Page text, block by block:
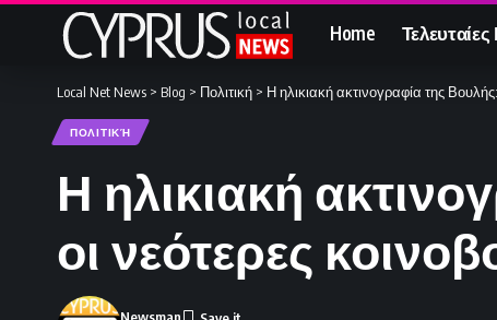
Home Τελευταίες
Local Net News > Blog > Πολιτική > Η ηλικιακή ακτινογραφία της
ΠΟΛΙΤΙΚΉ
Η ηλικιακή
οι νεότερες